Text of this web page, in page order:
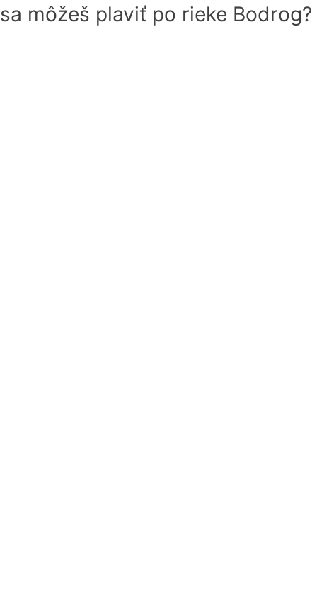
sa môžeš plaviť po rieke Bodrog?